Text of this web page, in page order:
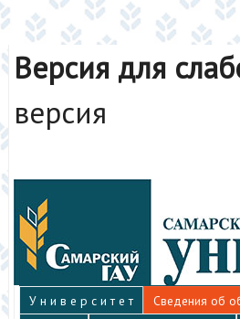
Версия для
версия
У н и в е р с и т е т
Сведения об